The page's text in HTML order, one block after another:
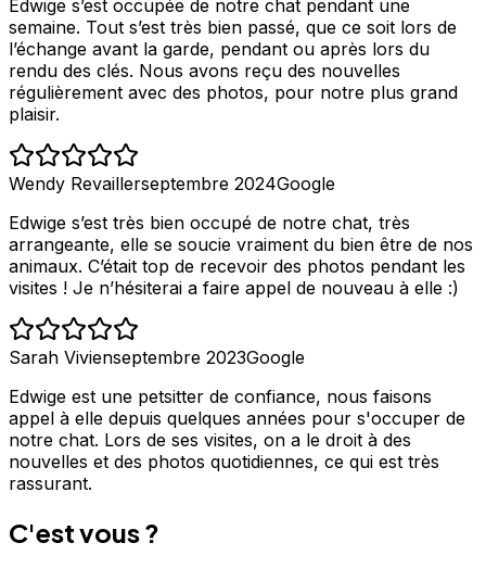
Edwige s’est occupée de notre chat pendant une
semaine. Tout s’est très bien passé, que ce soit lors de
l’échange avant la garde, pendant ou après lors du
rendu des clés. Nous avons reçu des nouvelles
régulièrement avec des photos, pour notre plus grand
plaisir.
Wendy Revaillerseptembre 2024Google
Edwige s’est très bien occupé de notre chat, très
arrangeante, elle se soucie vraiment du bien être de nos
animaux. C’était top de recevoir des photos pendant les
visites ! Je n’hésiterai a faire appel de nouveau à elle :)
Sarah Vivienseptembre 2023Google
Edwige est une petsitter de confiance, nous faisons
appel à elle depuis quelques années pour s'occuper de
notre chat. Lors de ses visites, on a le droit à des
nouvelles et des photos quotidiennes, ce qui est très
rassurant.
C'est vous ?